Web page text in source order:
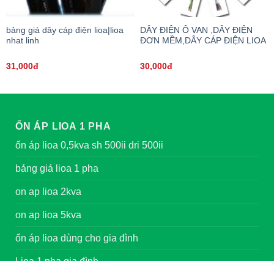
bảng giá dây cáp điện lioa|lioa
nhat linh
31,000đ
DÂY ĐIỆN Ô VAN ,DÂY ĐIỆN
ĐƠN MỀM,DÂY CÁP ĐIỆN LIOA
30,000đ
ỔN ÁP LIOA 1 PHA
ổn áp lioa 0,5kva sh 500ii dri 500ii
bảng giá lioa 1 pha
on ap lioa 2kva
on ap lioa 5kva
ổn áp lioa dùng cho gia đình